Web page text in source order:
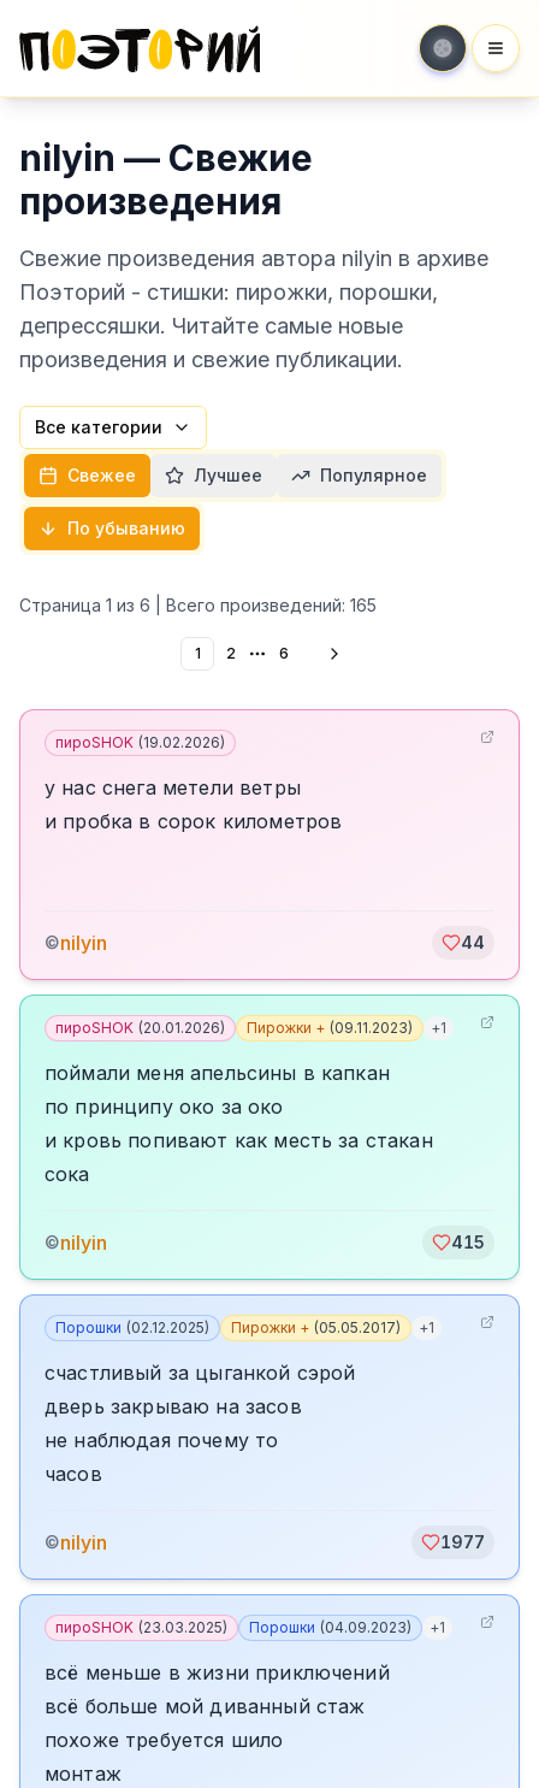
nilyin — Свежие
произведения
Свежие произведения автора nilyin в архиве
Поэторий - стишки: пирожки, порошки,
депрессяшки. Читайте самые новые
произведения и свежие публикации.
Все категории
Свежее Лучшее Популярное
По убыванию
Страница 1 из 6 | Всего произведений: 165
1 2 More pages
6
пироSHOK (19.02.2026)
у нас снега метели ветры
и пробка в сорок километров
©nilyin 44
пироSHOK (20.01.2026) Пирожки + (09.11.2023) +1
поймали меня апельсины в капкан
по принципу око за око
и кровь попивают как месть за стакан
сока
©nilyin 415
Порошки (02.12.2025) Пирожки + (05.05.2017) +1
счастливый за цыганкой сэрой
дверь закрываю на засов
не наблюдая почему то
часов
©nilyin 1977
пироSHOK (23.03.2025) Порошки (04.09.2023) +1
всё меньше в жизни приключений
всё больше мой диванный стаж
похоже требуется шило
монтаж